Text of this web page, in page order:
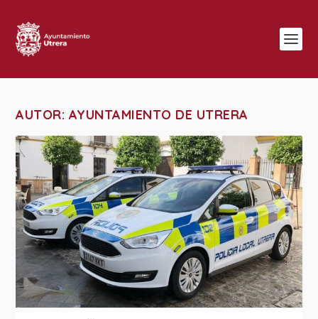
AUTOR: AYUNTAMIENTO DE UTRERA